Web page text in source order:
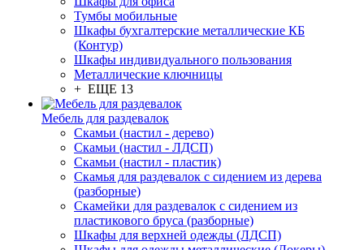
Тумбы мобильные
Шкафы бухгалтерские металлические КБ
(Контур)
Шкафы индивидуального пользования
Металлические ключницы
+ ЕЩЕ 13
Мебель для раздевалок
Скамьи (настил - дерево)
Скамьи (настил - ЛДСП)
Скамьи (настил - пластик)
Скамья для раздевалок с сидением из дерева
(разборные)
Скамейки для раздевалок с сидением из
пластикового бруса (разборные)
Шкафы для верхней одежды (ЛДСП)